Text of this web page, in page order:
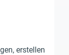
erstellen